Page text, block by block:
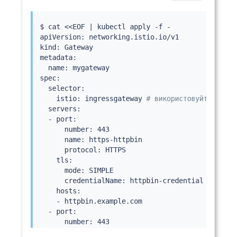
$ cat <<EOF kubectl apply -f -
apiVersion: networking.istio.io/v1
kind: Gateway
metadata:
  name: mygateway
spec:
  selector:
    istio: ingressgateway
# використовуйте
  servers:
  - port:
      number: 443
      name: https-httpbin
      protocol: HTTPS
    tls:
      mode: SIMPLE
      credentialName: httpbin-credential
    hosts:
    - httpbin.example.com
  - port:
      number: 443